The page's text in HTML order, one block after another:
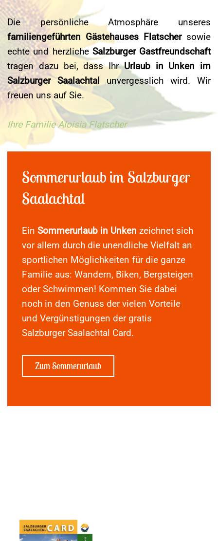
Die persönliche Atmosphäre unseres
familiengeführten Gästehauses Flatschersowie
echte und herzliche Salzburger Gastfreundschaft
tragen dazu bei, dass IhrUrlaub in Unken im
Salzburger Saalachtal unvergesslich wird. Wir
freuen uns auf Sie.
Ihre Familie Aloisia Flatscher
Sommerurlaub im Salzburger
Saalachtal
Ein Sommerurlaub in Unken zeichnet sich
vor allem durch die unendliche Vielfalt an
sportlichen Möglichkeiten für die ganze
Familie aus: Wandern, Biken, Bergsteigen
oder Schwimmen! Kommen Sie dabei
noch in den Genuss der vielen Vorteile
und Vergünstigungen der gratis
Salzburger Saalachtal Card.
Zum Sommerurlaub